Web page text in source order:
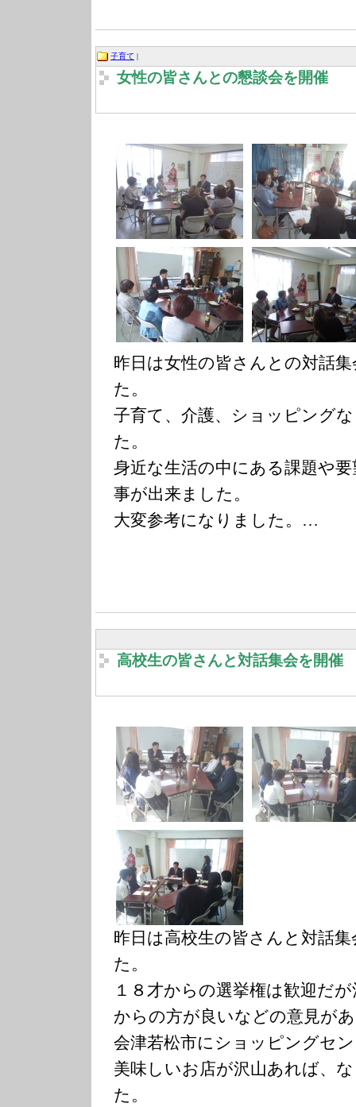
子育て |
女性の皆さんとの懇談会を開催
昨日は女性の皆さんとの対話
た。
子育て、介護、ショッピング
た。
身近な生活の中にある課題や
事が出来ました。
大変参考になりました。…
高校生の皆さんと対話集会を開催
昨日は高校生の皆さんと対話
た。
１８才からの選挙権は歓迎だ
からの方が良いなどの意見が
会津若松市にショッピングセ
美味しいお店が沢山あれば、
た。